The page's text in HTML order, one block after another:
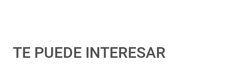
TE PUEDE INTERESAR